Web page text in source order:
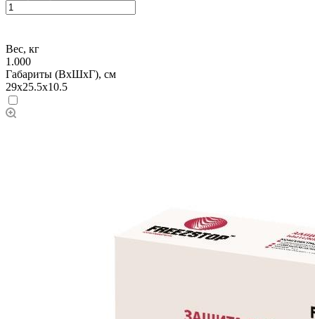
Вес, кг
1.000
Габариты (ВхШхГ), см
29x25.5x10.5